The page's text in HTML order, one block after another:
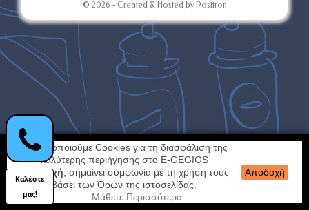
© 2026 - Created & Hosted by Positron
Χρησιμοποιούμε Cookies για τη διασφάλιση της
καλύτερης περιήγησης στο E-GEGIOS
Αποδοχή , σημαίνει συμφωνία με τη χρήση τους
βάσει των Όρων της ιστοσελίδας.
Μάθετε Περισσότερα
Αποδοχή
Καλέστε
μας!